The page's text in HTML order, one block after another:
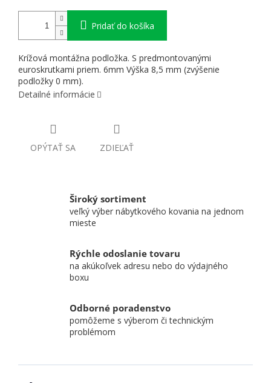
Pridať do košíka
Krížová montážna podložka. S predmontovanými
euroskrutkami priem. 6mm Výška 8,5 mm (zvýšenie
podložky 0 mm).
Detailné informácie
OPÝTAŤ SA ZDIEĽAŤ
Široký sortiment
veľký výber nábytkového kovania na jednom
mieste
Rýchle odoslanie tovaru
na akúkoľvek adresu nebo do výdajného
boxu
Odborné poradenstvo
pomôžeme s výberom či technickým
problémom